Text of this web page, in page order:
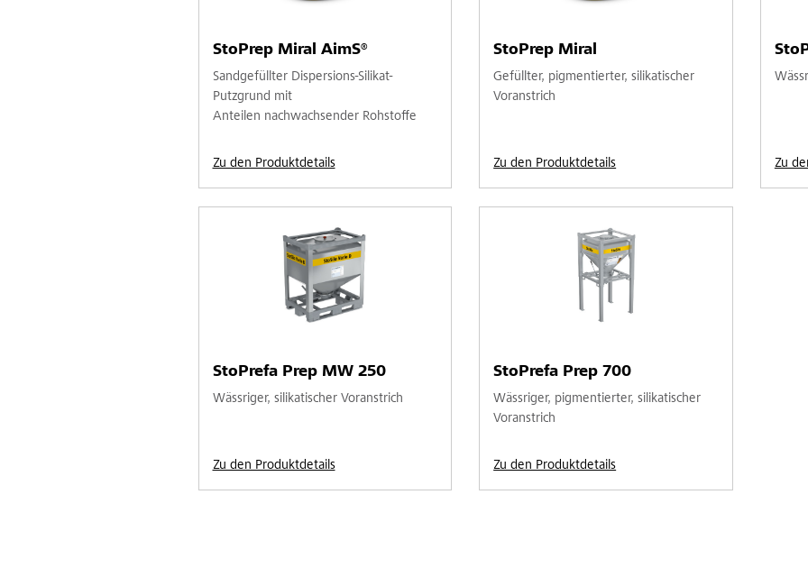
StoPrep Miral AimS®
Sandgefüllter Dispersions-Silikat-
Putzgrund mit
Anteilen nachwachsender Rohstoffe
Zu den Produktdetails
StoPrep Miral
Gefüllter, pigmentierter, silikatischer
Voranstrich
Zu den Produktdetails Zu
StoPrefa Prep MW 250
Wässriger, silikatischer Voranstrich
Zu den Produktdetails
StoPrefa Prep 700
Wässriger, pigmentierter, silikatischer
Voranstrich
Zu den Produktdetails